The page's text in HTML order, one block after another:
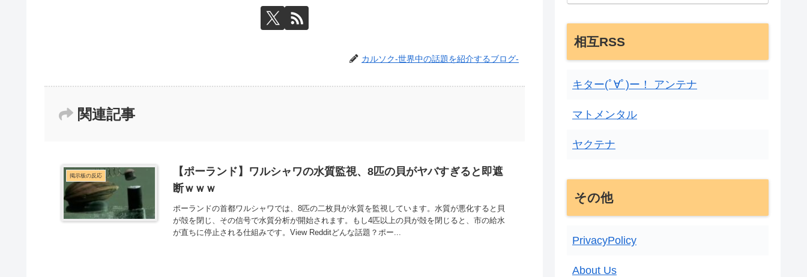
カルソク-世界中の話題を紹介するブログ-
関連記事
掲示板の反応
【ポーランド】ワルシャワの水質監視、8匹の貝がヤバすぎると即遮
断ｗｗｗ
ポーランドの首都ワルシャワでは、8匹の二枚貝が水質を監視しています。水質が悪化すると貝
が殻を閉じ、その信号で水質分析が開始されます。もし4匹以上の貝が殻を閉じると、市の給水
が直ちに停止される仕組みです。View Redditどんな話題？ポー...
相互RSS
キター(ﾟ∀ﾟ)ー！ アンテナ
マトメンタル
ヤクテナ
その他
PrivacyPolicy
About Us